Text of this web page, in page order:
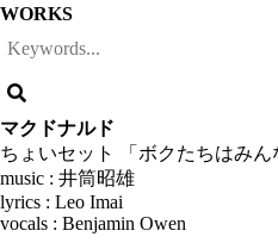
WORKS
マクドナルド
ちょいセット 「ボクたちはみん
music : 井筒昭雄
lyrics : Leo Imai
vocals : Benjamin Owen